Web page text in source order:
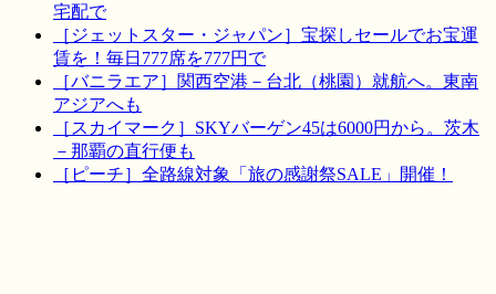
宅配で
［ジェットスター・ジャパン］宝探しセールでお宝運
賃を！毎日777席を777円で
［バニラエア］関西空港－台北（桃園）就航へ。東南
アジアへも
［スカイマーク］SKYバーゲン45は6000円から。茨木
－那覇の直行便も
［ピーチ］全路線対象「旅の感謝祭SALE」開催！